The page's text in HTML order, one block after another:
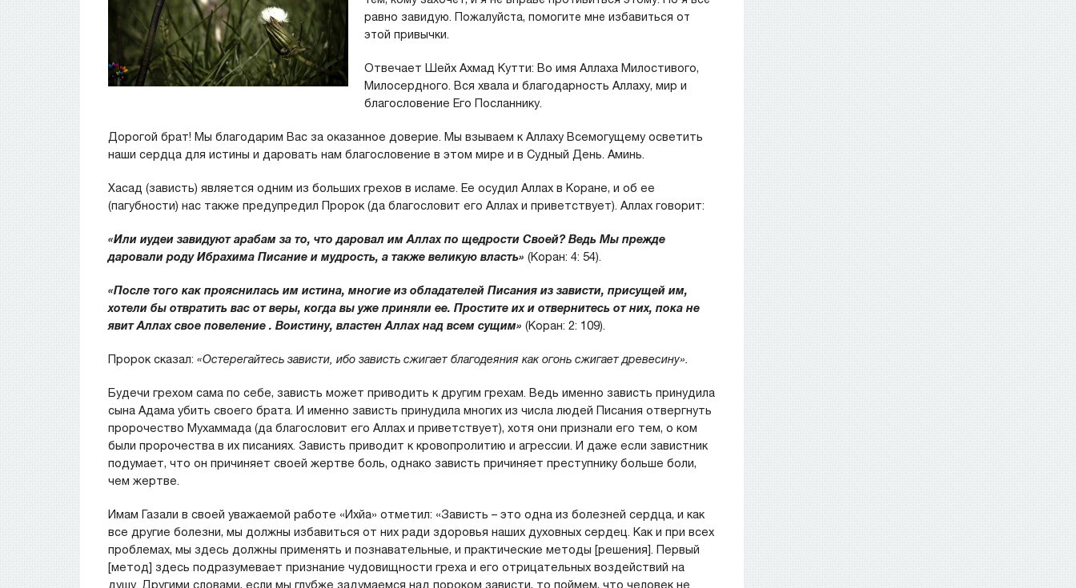
равно завидую. Пожалуйста, помогите мне избавиться от
этой привычки.
Отвечает Шейх Ахмад Кутти: Во имя Аллаха Милостивого,
Милосердного. Вся хвала и благодарность Аллаху, мир и
благословение Его Посланнику.
Дорогой брат! Мы благодарим Вас за оказанное доверие. Мы взываем к Аллаху Всемогущему осветить
наши сердца для истины и даровать нам благословение в этом мире и в Судный День. Аминь.
Хасад (зависть) является одним из больших грехов в исламе. Ее осудил Аллах в Коране, и об ее
(пагубности) нас также предупредил Пророк (да благословит его Аллах и приветствует). Аллах говорит:
«Или иудеи завидуют арабам за то, что даровал им Аллах по щедрости Своей? Ведь Мы прежде
даровали роду Ибрахима Писание и мудрость, а также великую власть» (Коран: 4: 54).
«После того как прояснилась им истина, многие из обладателей Писания из зависти, присущей им,
хотели бы отвратить вас от веры, когда вы уже приняли ее. Простите их и отвернитесь от них, пока не
явит Аллах свое повеление . Воистину, властен Аллах над всем сущим» (Коран: 2: 109).
Пророк сказал: «Остерегайтесь зависти, ибо зависть сжигает благодеяния как огонь сжигает древесину».
Будечи грехом сама по себе, зависть может приводить к другим грехам. Ведь именно зависть принудила
сына Адама убить своего брата. И именно зависть принудила многих из числа людей Писания отвергнуть
пророчество Мухаммада (да благословит его Аллах и приветствует), хотя они признали его тем, о ком
были пророчества в их писаниях. Зависть приводит к кровопролитию и агрессии. И даже если завистник
подумает, что он причиняет своей жертве боль, однако зависть причиняет преступнику больше боли,
чем жертве.
Имам Газали в своей уважаемой работе «Ихйа» отметил: «Зависть – это одна из болезней сердца, и как
все другие болезни, мы должны избавиться от них ради здоровья наших духовных сердец. Как и при всех
проблемах, мы здесь должны применять и познавательные, и практические методы [решения]. Первый
[метод] здесь подразумевает признание чудовищности греха и его отрицательных воздействий на
душу. Другими словами, если мы глубже задумаемся над пороком зависти, то поймем, что человек не